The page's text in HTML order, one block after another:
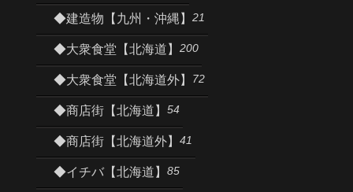
◆建造物【九州・沖縄】 21
◆大衆食堂【北海道】 200
◆大衆食堂【北海道外】 72
◆商店街【北海道】 54
◆商店街【北海道外】 41
◆イチバ【北海道】 85